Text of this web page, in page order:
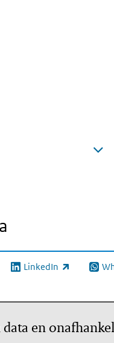
LinkedIn
(externe link)
en